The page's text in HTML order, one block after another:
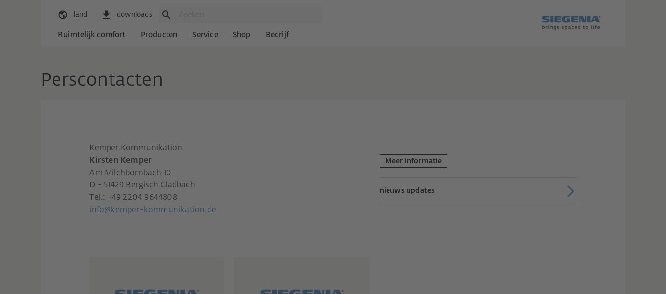
land downloads
Ruimtelijk comfort Producten Service Shop Bedrijf
Perscontacten
Kemper Kommunikation
Kirsten Kemper
Am Milchbornbach 10
D - 51429 Bergisch Gladbach
Tel.: +49 2204 9644808
info@kemper-kommunikation.de
Meer informatie
nieuws updates